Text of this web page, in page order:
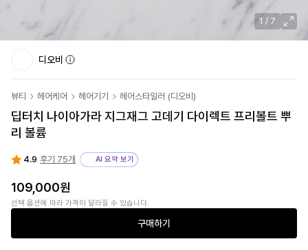
1 / 7
디오비
뷰티 헤어케어 헤어기기 헤어스타일러 (디오비)
딥터치 나이아가라 지그재그 고데기 다이렉트 프리볼트 뿌
리 볼륨
4.9 후기 75개 AI 요약 보기
109,000원
선택 옵션에 따라 가격이 달라질 수 있습니다.
구매하기